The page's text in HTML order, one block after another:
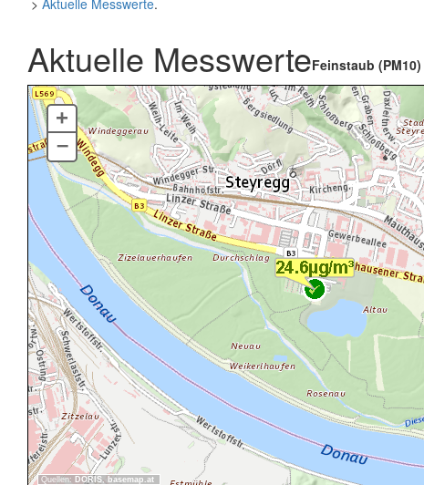
> Aktuelle Messwerte.
Aktuelle MesswerteFeinstaub (PM10)
Quellen: DORIS, basemap.at
+
–